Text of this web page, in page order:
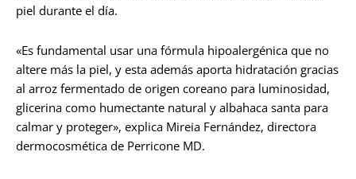
piel durante el día.
«Es fundamental usar una fórmula hipoalergénica que no
altere más la piel, y esta además aporta hidratación gracias
al arroz fermentado de origen coreano para luminosidad,
glicerina como humectante natural y albahaca santa para
calmar y proteger», explica Mireia Fernández, directora
dermocosmética de Perricone MD.